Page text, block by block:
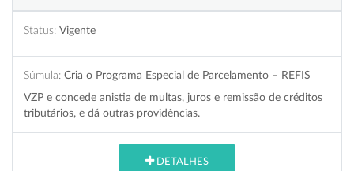
Status: Vigente
Súmula: Cria o Programa Especial de Parcelamento – REFIS
VZP e concede anistia de multas, juros e remissão de créditos
tributários, e dá outras providências.
DETALHES